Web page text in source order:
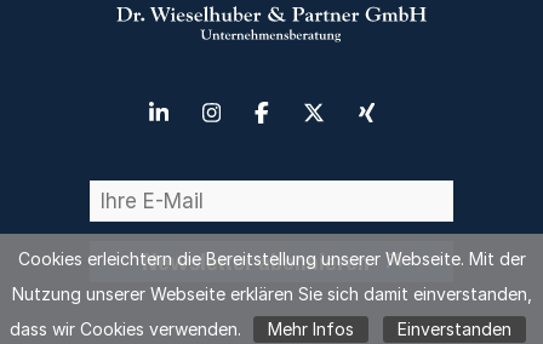
Newsletter abonnieren
Cookies erleichtern die Bereitstellung unserer Webseite. Mit der
Nutzung unserer Webseite erklären Sie sich damit einverstanden,
dass wir Cookies verwenden.
Mehr Infos Einverstanden